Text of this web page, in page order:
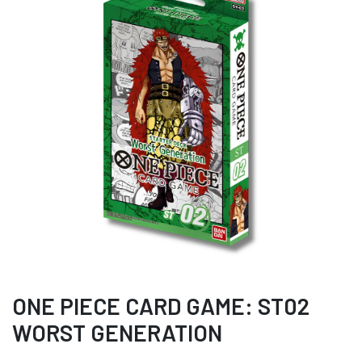
ONE PIECE CARD GAME: ST02
WORST GENERATION